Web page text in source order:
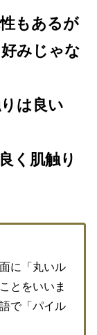
もあるが
みじゃな
は良い
く肌触り
に「丸いル
とをいいま
で「パイル